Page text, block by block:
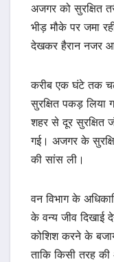
अजगर को सुरक्षित
भीड़ मौके पर जमा
देखकर हैरान नजर
करीब एक घंटे तक
सुरक्षित पकड़ लिया
शहर से दूर सुरक्षित
गई। अजगर के
की सांस ली।
वन विभाग के
के वन्य जीव दिखाई
कोशिश करने के
ताकि किसी तरह